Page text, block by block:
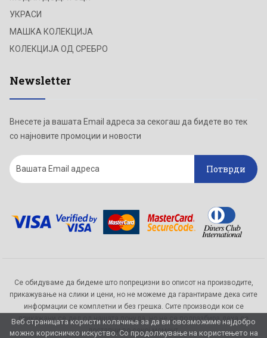
Веб страницата користи колачиња за да ви овозможиме најдобро
можно корисничко искуство. Со продолжување на користењето на
УКРАСИ
МАШКА КОЛЕКЦИЈА
КОЛЕКЦИЈА ОД СРЕБРО
Newsletter
Внесете ја вашата Email адреса за секогаш да бидете во тек
со најновите промоции и новости
Потврди
Се обидуваме да бидеме што попрецизни во описот на производите,
прикажување на слики и цени, но не можеме да гарантираме дека сите
информации се комплетни и без грешка. Сите производи кои се
прикажани се дел од нашата понуда, но не се подразбира дека се
достапни во секој момент.